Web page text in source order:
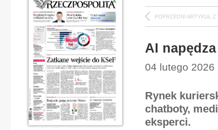
POPRZEDNI ARTYKUŁ Z
AI
04 lutego 2026
Rynek
chatboty,
eksperci.